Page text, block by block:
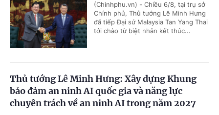
(Chinhphu.vn) - Chiều 6/8, tại trụ sở
Chính phủ, Thủ tướng Lê Minh Hưng
đã tiếp Đại sứ Malaysia Tan Yang Thai
tới chào từ biệt nhân kết thúc...
Thủ tướng Lê Minh Hưng: Xây dựng Khung
bảo đảm an ninh AI quốc gia và năng lực
chuyên trách về an ninh AI trong năm 2027